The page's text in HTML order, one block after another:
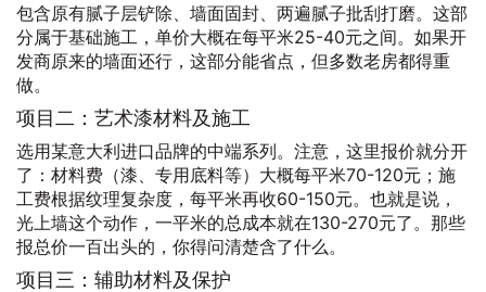
包含原有腻子层铲除、墙面固封、两遍腻子批刮打磨。这部
分属于基础施工，单价大概在每平米25-40元之间。如果开
发商原来的墙面还行，这部分能省点，但多数老房都得重
做。
项目二：艺术漆材料及施工
选用某意大利进口品牌的中端系列。注意，这里报价就分开
了：材料费（漆、专用底料等）大概每平米70-120元；施
工费根据纹理复杂度，每平米再收60-150元。也就是说，
光上墙这个动作，一平米的总成本就在130-270元了。那些
报总价一百出头的，你得问清楚含了什么。
项目三：辅助材料及保护